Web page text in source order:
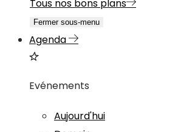
Tous nos bons plans
Fermer sous-menu
Agenda
Evénements
Aujourd'hui